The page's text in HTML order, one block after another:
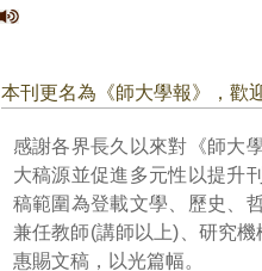
本刊更名為《師大學報》，歡
感謝各界長久以來對《師大
大稿源並促進多元性以提升
稿範圍為登載文學、歷史、
兼任教師(講師以上)、研究
惠賜文稿，以光篇幅。